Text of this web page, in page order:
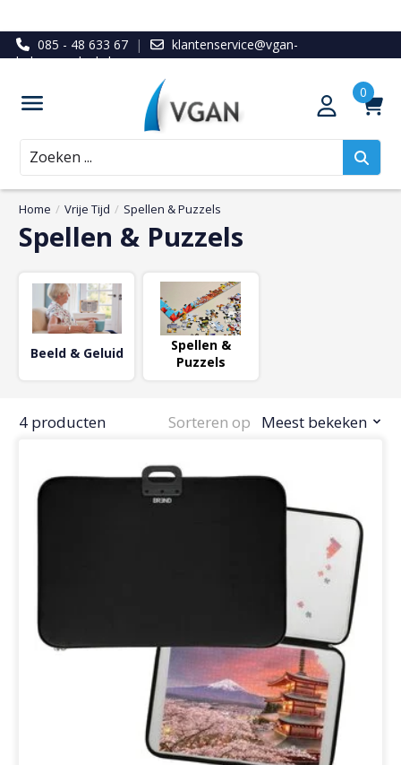
085 - 48 633 67 |
klantenservice@vgan-
ledenvoordeel.nl
Zoeken
Home / Vrije Tijd / Spellen & Puzzels
Spellen & Puzzels
Beeld & Geluid
Spellen &
Puzzels
4 producten Sorteren op Meest bekeken